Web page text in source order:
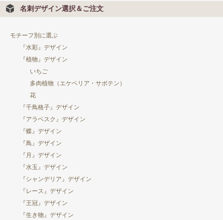
名刺デザイン選択＆ご注文
モチーフ別に選ぶ
『水彩』デザイン
『植物』デザイン
いちご
多肉植物（エケベリア・サボテン）
花
『千鳥格子』デザイン
『アラベスク』デザイン
『蝶』デザイン
『鳥』デザイン
『月』デザイン
『水玉』デザイン
『シャンデリア』デザイン
『レース』デザイン
『王冠』デザイン
『生き物』デザイン